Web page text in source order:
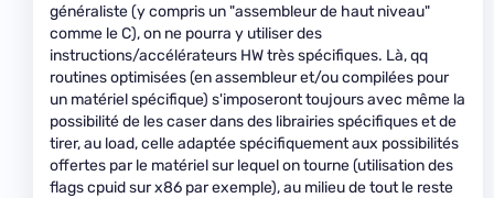
généraliste (y compris un "assembleur de haut niveau"
comme le C), on ne pourra y utiliser des
instructions/accélérateurs HW très spécifiques. Là, qq
routines optimisées (en assembleur et/ou compilées pour
un matériel spécifique) s'imposeront toujours avec même la
possibilité de les caser dans des librairies spécifiques et de
tirer, au load, celle adaptée spécifiquement aux possibilités
offertes par le matériel sur lequel on tourne (utilisation des
flags cpuid sur x86 par exemple), au milieu de tout le reste